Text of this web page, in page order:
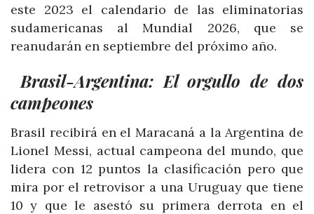
este 2023 el calendario de las eliminatorias
sudamericanas al Mundial 2026, que se
reanudarán en septiembre del próximo año.
Brasil-Argentina: El orgullo de dos
campeones
Brasil recibirá en el Maracaná a la Argentina de
Lionel Messi, actual campeona del mundo, que
lidera con 12 puntos la clasificación pero que
mira por el retrovisor a una Uruguay que tiene
10 y que le asestó su primera derrota en el